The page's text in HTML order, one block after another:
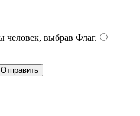
человек, выбрав Флаг.